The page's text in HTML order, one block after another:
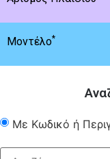
Μοντέλο*
Με Κωδικό ή